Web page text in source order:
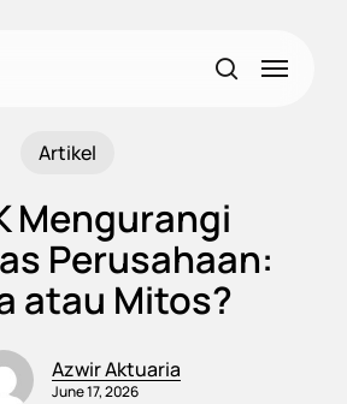
search
Menu
Artikel
Mengurangi
Perusahaan:
atau Mitos?
Azwir Aktuaria
June 17, 2026